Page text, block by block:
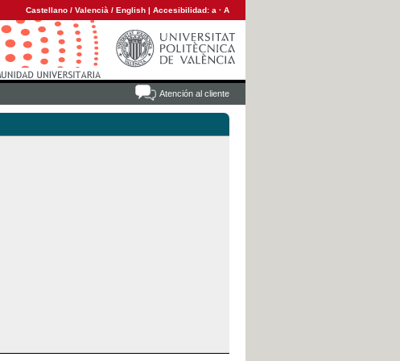
Castellano / Valencià / English | Accesibilidad: a · A
Atención al cliente